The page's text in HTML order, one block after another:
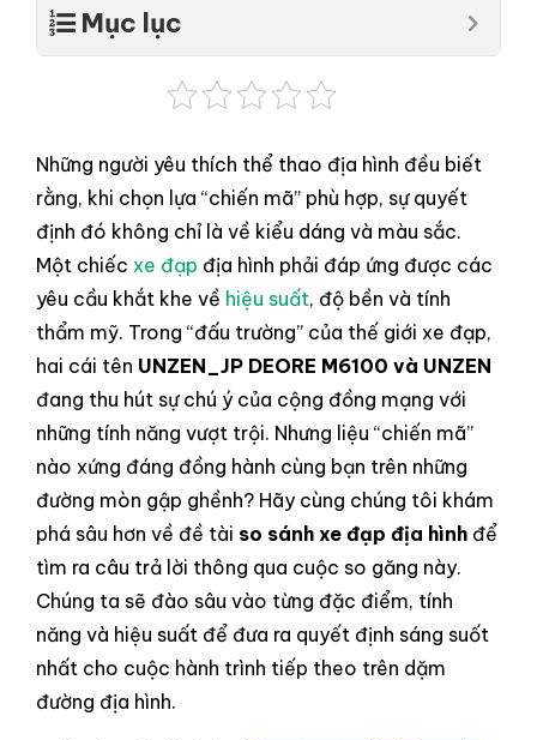
Mục lục
Những người yêu thích thể thao địa hình đều biết
rằng, khi chọn lựa “chiến mã” phù hợp, sự quyết
định đó không chỉ là về kiểu dáng và màu sắc.
Một chiếc xe đạp địa hình phải đáp ứng được các
yêu cầu khắt khe về hiệu suất, độ bền và tính
thẩm mỹ. Trong “đấu trường” của thế giới xe đạp,
hai cái tên UNZEN_JP DEORE M6100 và UNZEN
đang thu hút sự chú ý của cộng đồng mạng với
những tính năng vượt trội. Nhưng liệu “chiến mã”
nào xứng đáng đồng hành cùng bạn trên những
đường mòn gập ghềnh? Hãy cùng chúng tôi khám
phá sâu hơn về đề tài so sánh xe đạp địa hình để
tìm ra câu trả lời thông qua cuộc so găng này.
Chúng ta sẽ đào sâu vào từng đặc điểm, tính
năng và hiệu suất để đưa ra quyết định sáng suốt
nhất cho cuộc hành trình tiếp theo trên dặm
đường địa hình.